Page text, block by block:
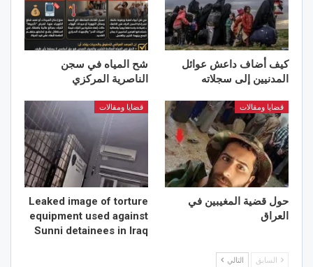
كيف أضاف داعش عوائل
المدنيين إلى سجلاته
شح المياه في سجن
الناصرية المركزي
قضايا ومقالات
حول قضية المغيبين في
العراق
قضايا ومقالات
Leaked image of torture
equipment used against
Sunni detainees in Iraq
السابق التالي